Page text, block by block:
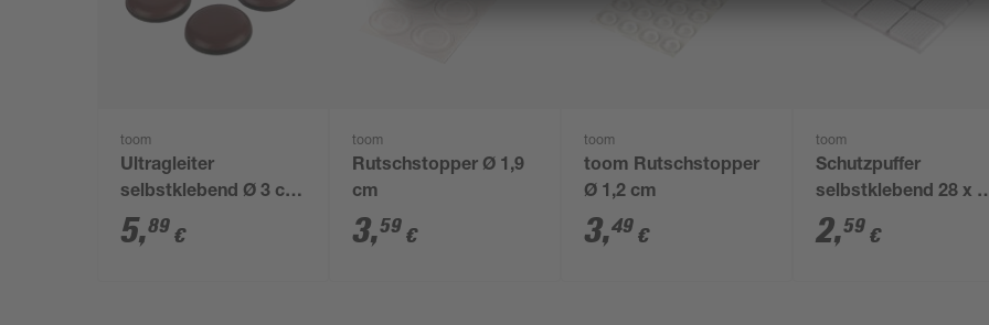
toom
Ultragleiter
selbstklebend Ø 3 cm
braun 4 Stück
5,89 €
toom
Rutschstopper Ø 1,9
cm
3,59 €
toom
toom Rutschstopper
Ø 1,2 cm
3,49 €
toom
Schutzpuffer
selbstklebend 28 x
mm 9 Stück
2,59 €